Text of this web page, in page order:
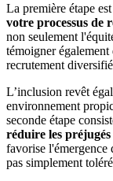
La première étape est
votre processus de
non seulement
témoigner
recrutement
L’inclusion revêt
environnement
seconde étape
réduire les
favorise l'émergence
pas simplement